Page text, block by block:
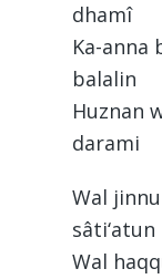
dhamî
Ka-anna
balalin
Huznan
darami
Wal
sâti‘atun
Wal